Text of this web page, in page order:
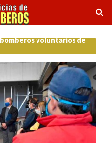
voluntarios de